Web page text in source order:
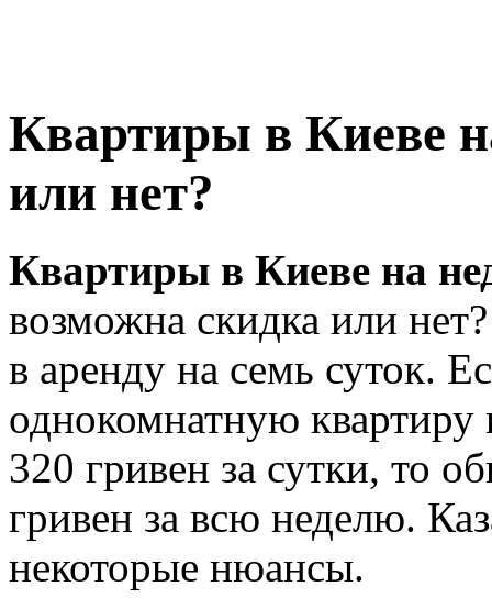
Квартиры в Киеве
или нет?
Квартиры в Киеве на
возможна скидка или
в аренду на семь суток.
однокомнатную
320 гривен за сутки, то
гривен за всю неделю.
некоторые нюансы.